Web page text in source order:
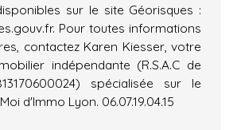
sur le site Géorisques :
Pour toutes informations
contactez Karen Kiesser, votre
indépendante (R.S.A.C de
spécialisée sur le
d'Immo Lyon. 06.07.19.04.15